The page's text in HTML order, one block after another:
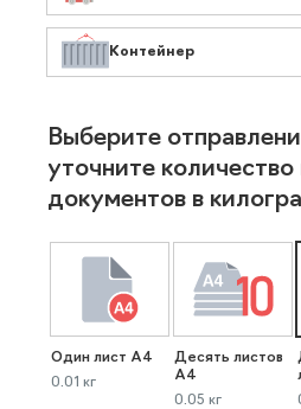
Контейнер
Выберите
уточните количество
документов в
Один лист А4
0.01 кг
Десять листов
А4
0.05 кг